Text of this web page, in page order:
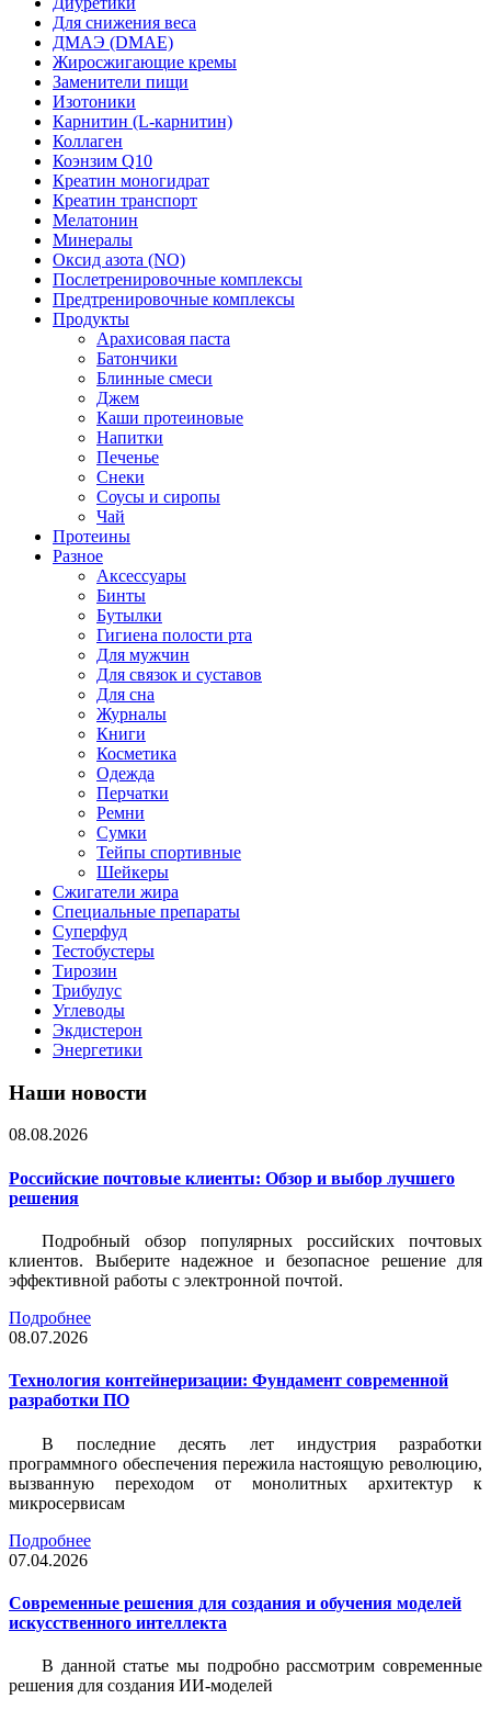
Для снижения веса
ДМАЭ (DMAE)
Жиросжигающие кремы
Заменители пищи
Изотоники
Карнитин (L-карнитин)
Коллаген
Коэнзим Q10
Креатин моногидрат
Креатин транспорт
Мелатонин
Минералы
Оксид азота (NO)
Послетренировочные комплексы
Предтренировочные комплексы
Продукты
Арахисовая паста
Батончики
Блинные смеси
Джем
Каши протеиновые
Напитки
Печенье
Снеки
Соусы и сиропы
Чай
Протеины
Разное
Аксессуары
Бинты
Бутылки
Гигиена полости рта
Для мужчин
Для связок и суставов
Для сна
Журналы
Книги
Косметика
Одежда
Перчатки
Ремни
Сумки
Тейпы спортивные
Шейкеры
Сжигатели жира
Специальные препараты
Суперфуд
Тестобустеры
Тирозин
Трибулус
Углеводы
Экдистерон
Энергетики
Наши новости
08.08.2026
Российские почтовые клиенты: Обзор и выбор лучшего
решения
Подробный обзор популярных российских почтовых
клиентов. Выберите надежное и безопасное решение для
эффективной работы с электронной почтой.
Подробнее
08.07.2026
Технология контейнеризации: Фундамент современной
разработки ПО
В последние десять лет индустрия разработки
программного обеспечения пережила настоящую революцию,
вызванную переходом от монолитных архитектур к
микросервисам
Подробнее
07.04.2026
Современные решения для создания и обучения моделей
искусственного интеллекта
В данной статье мы подробно рассмотрим современные
решения для создания ИИ-моделей